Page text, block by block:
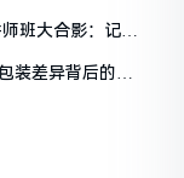
班大合影：记录
装差异背后的原